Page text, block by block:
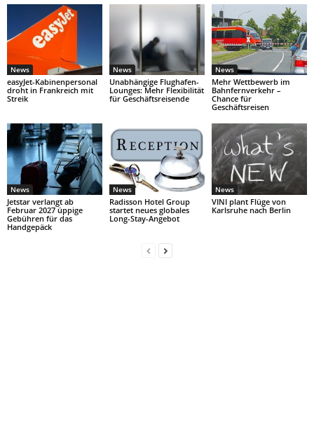
News
easyJet-Kabinenpersonal
droht in Frankreich mit
Streik
News
Unabhängige Flughafen-
Lounges: Mehr Flexibilität
für Geschäftsreisende
News
Mehr Wettbewerb im
Bahnfernverkehr –
Chance für
Geschäftsreisen
News
Jetstar verlangt ab
Februar 2027 üppige
Gebühren für das
Handgepäck
News
Radisson Hotel Group
startet neues globales
Long-Stay-Angebot
News
VINI plant Flüge von
Karlsruhe nach Berlin